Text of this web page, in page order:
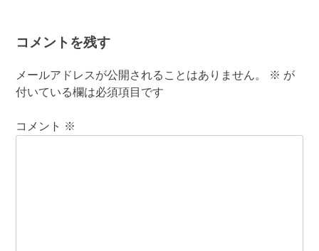
コメントを残す
メールアドレスが公開されることはありません。 ※ が
付いている欄は必須項目です
コメント ※